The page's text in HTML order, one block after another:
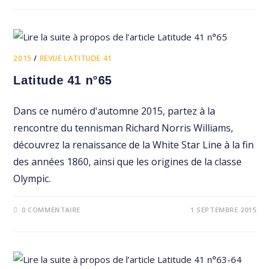
2015 / REVUE LATITUDE 41
Latitude 41 n°65
Dans ce numéro d'automne 2015, partez à la
rencontre du tennisman Richard Norris Williams,
découvrez la renaissance de la White Star Line à la fin
des années 1860, ainsi que les origines de la classe
Olympic.
0 COMMENTAIRE 1 SEPTEMBRE 2015